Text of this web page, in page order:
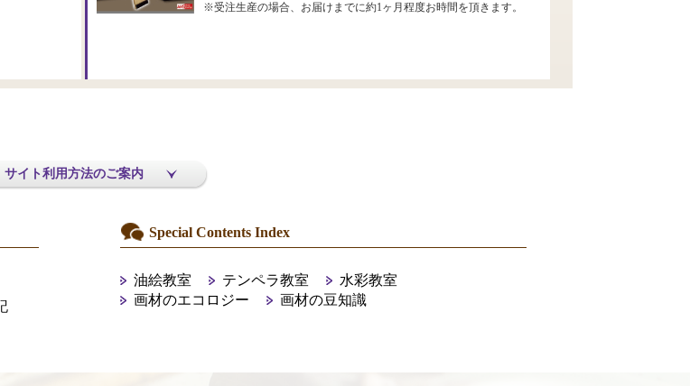
※受注生産の場合、お届けまでに約1ヶ月程度お時間を頂きます。
サイト利用方法のご案内
Special Contents Index
油絵教室 テンペラ教室
水彩教室
画材のエコロジー
画材の豆知識